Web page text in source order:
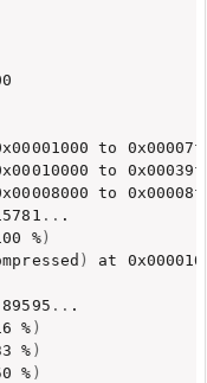
to
to
to
.. .
%)
)
at
.. .
% )
% )
% )